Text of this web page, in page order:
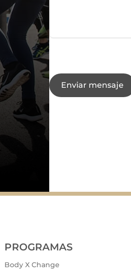
Enviar mensaje
PROGRAMAS
Body X Change